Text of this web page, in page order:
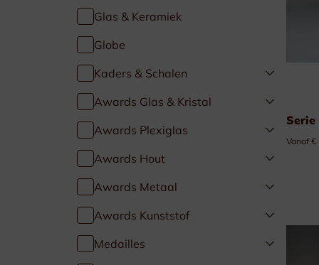
Paardensport
Kaders & Schalen
Glas & Keramiek
Globe
Kaders & Schalen
Awards Glas & Kristal
Awards Plexiglas
Awards Hout
Awards Metaal
Awards Kunststof
Medailles
Serie
Vanaf €